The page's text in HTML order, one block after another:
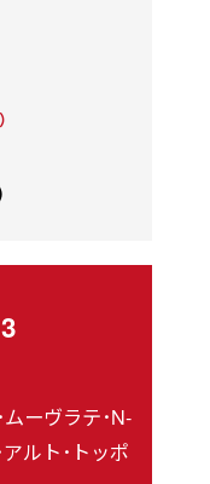
ーヴラテ･N-
ルト･トッポ